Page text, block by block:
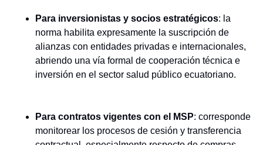
Para inversionistas y socios estratégicos: la
norma habilita expresamente la suscripción de
alianzas con entidades privadas e internacionales,
abriendo una vía formal de cooperación técnica e
inversión en el sector salud público ecuatoriano.
Para contratos vigentes con el MSP: corresponde
monitorear los procesos de cesión y transferencia